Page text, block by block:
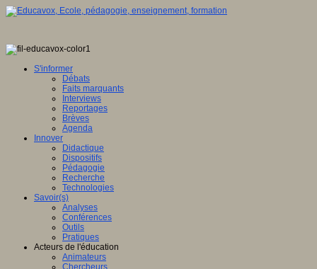
S'informer
Débats
Faits marquants
Interviews
Reportages
Brèves
Agenda
Innover
Didactique
Dispositifs
Pédagogie
Recherche
Technologies
Savoir(s)
Analyses
Conférences
Outils
Pratiques
Acteurs de l'éducation
Animateurs
Chercheurs